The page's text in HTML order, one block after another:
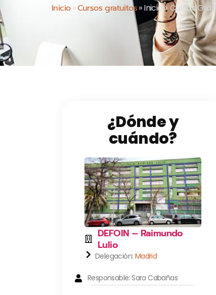
Inicio»Cursos gratuitos»Inicio > Cursos
¿Dónde y
cuándo?
DEFOIN – Raimundo
Lulio
Delegación: Madrid
Responsable: Sara Cabañas